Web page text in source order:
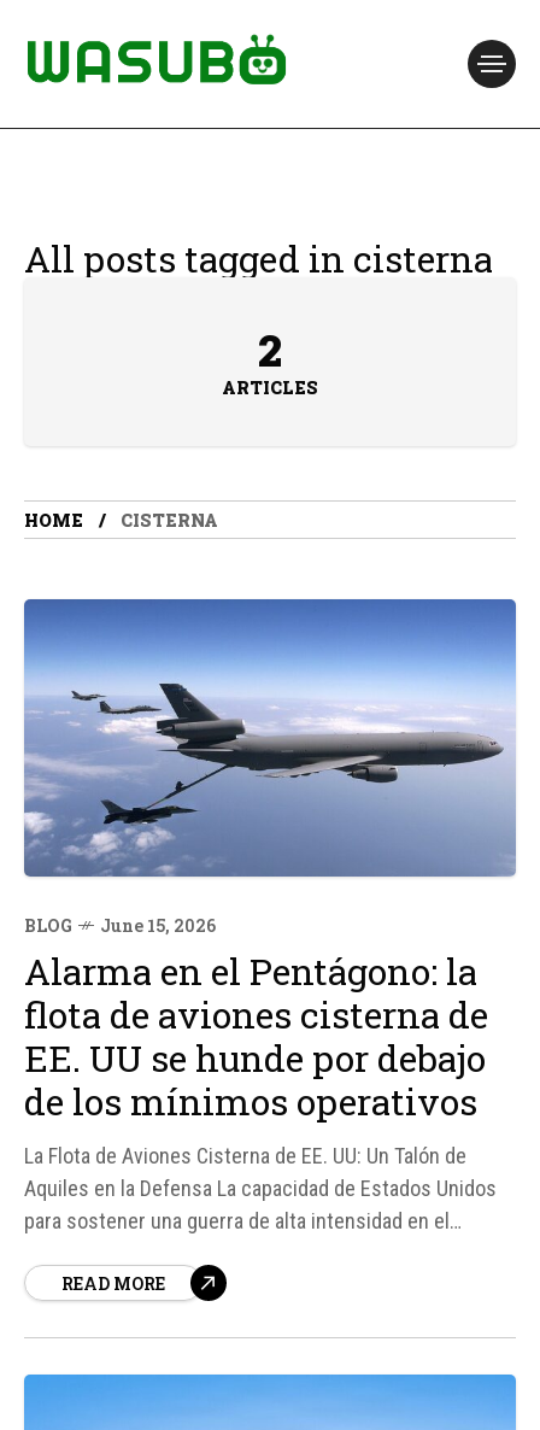
All posts tagged in cisterna
2
ARTICLES
HOME CISTERNA
BLOG June 15, 2026
Alarma en el Pentágono: la
flota de aviones cisterna de
EE. UU se hunde por debajo
de los mínimos operativos
La Flota de Aviones Cisterna de EE. UU: Un Talón de
Aquiles en la Defensa La capacidad de Estados Unidos
para sostener una guerra de alta intensidad en el
su flota de aviones cisterna, según un análisis reciente.
READ MORE